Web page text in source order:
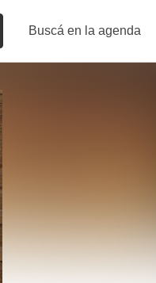
Buscá en la agenda